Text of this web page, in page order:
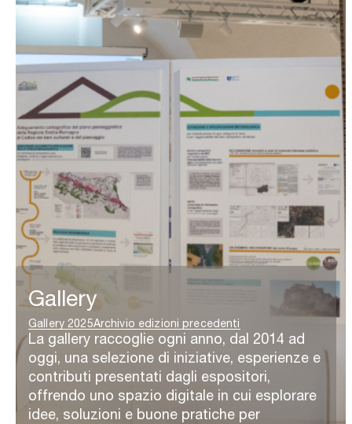
Gallery
Gallery 2025Archivio edizioni precedenti
La gallery raccoglie ogni anno, dal 2014 ad
oggi, una selezione di iniziative, esperienze e
contributi presentati dagli espositori,
offrendo uno spazio digitale in cui esplorare
idee, soluzioni e buone pratiche per